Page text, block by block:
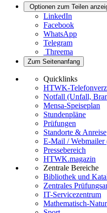
Optionen zum Teilen
LinkedIn
Facebook
WhatsApp
Telegram
Threema
Zum Seitenanfang
Quicklinks
HTWK-
Notfall (Unfall,
Mensa-Speiseplan
Stundenpläne
Prüfungen
Standorte & Anreise
E-Mail / Webmailer
Pressebereich
HTWK.magazin
Zentrale Bereiche
Bibliothek und
Zentrales
IT-Servicezentrum
Mathematisch-